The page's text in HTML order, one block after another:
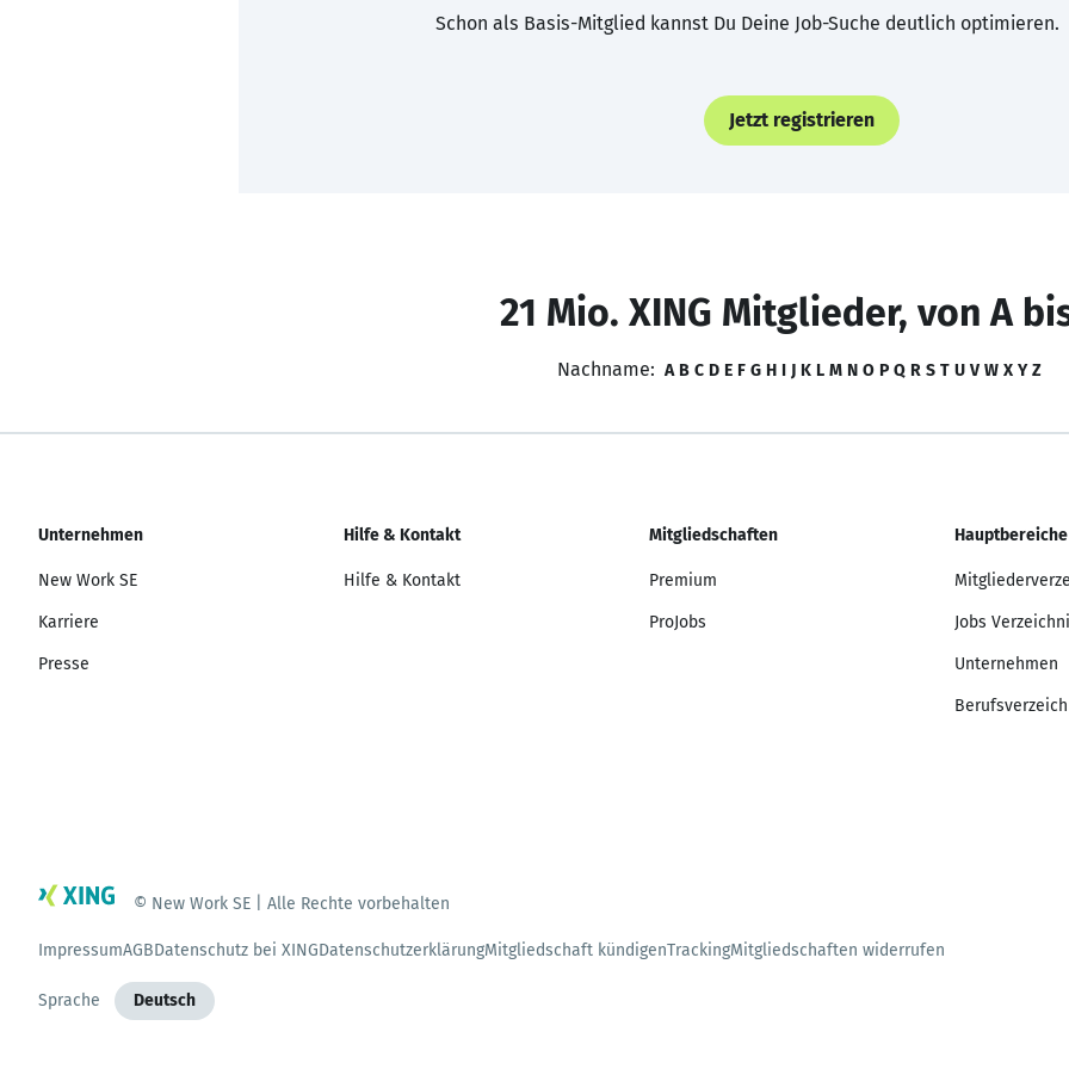
Schon als Basis-Mitglied kannst Du Deine Job-Suche deutlich optimieren.
Jetzt registrieren
21 Mio. XING Mitglieder, von A
Nachname: A B C D E F G H I J K L M N O P Q R S T U V W X Y Z
Unternehmen
New Work SE
Karriere
Presse
Hilfe & Kontakt
Hilfe & Kontakt
Mitgliedschaften
Premium
ProJobs
Hauptbereiche
Jobs
Unternehmen
© New Work SE | Alle Rechte vorbehalten
ImpressumAGBDatenschutz bei XINGDatenschutzerklärungMitgliedschaft kündigenTrackingMitgliedschaften widerrufen
Sprache Deutsch